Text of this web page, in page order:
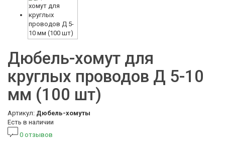
Дюбель-хомут для
круглых проводов Д 5-10
мм (100 шт)
Артикул: Дюбель-хомуты
Есть в наличии
0 отзывов